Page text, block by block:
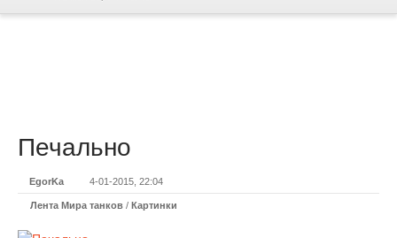
Печально
EgorKa 4-01-2015, 22:04
Лента Мира танков / Картинки